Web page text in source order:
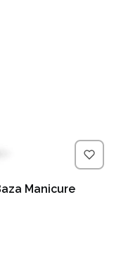
Manicure